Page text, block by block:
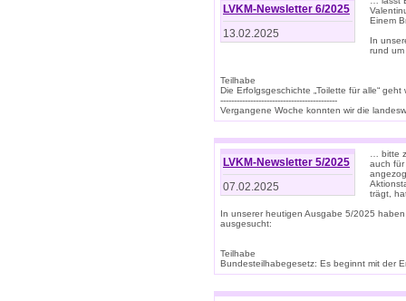
LVKM-Newsletter 6/2025
13.02.2025
Einem
In
rund
Teilhabe
Die Erfolgsgeschichte „Toilette für alle“
-------------------------------------------
Vergangene Woche konnten wir die
LVKM-Newsletter 5/2025
07.02.2025
… bitte
auch für
trägt,
In unserer heutigen Ausgabe 5/2025
ausgesucht:
Teilhabe
Bundesteilhabegesetz: Es beginnt mit der